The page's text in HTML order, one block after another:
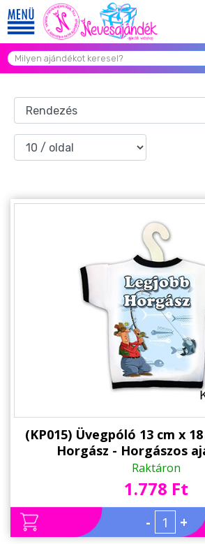
Viszonteladóknak
Grill Party Kellékek ❤️
Egyedi Ajándékok Rendelés
Vicces Pólók
Budapest Ajándéktárgyak
Szülinapi ajándékok
Ajándék Ötletek Férfiaknak
Családtagoknak
Barátnak/Barátnőnek
Névnapi ajándékok
(KP015) Üvegpóló 13 cm x
Horgász - Horgászos
Raktáron
1.778 Ft
- +